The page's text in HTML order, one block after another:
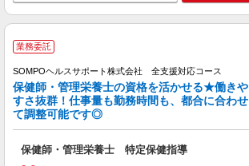
業務委託
SOMPOヘルスサポート株式会社 全支援対応コース
保健師・管理栄養士の資格を活かせる★働きや
すさ抜群！仕事量も勤務時間も、都合に合わせ
て調整可能です◎
保健師・管理栄養士 特定保健指導